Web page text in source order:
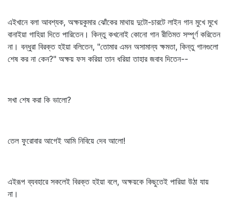
এইখানে বলা আবশ্যক, অক্ষয়কুমার ঝোঁকের মাথায় দুটো-চারটে লাইন গান মুখে মুখে
বানাইয়া গাহিয়া দিতে পারিতেন। কিন্তু কখনোই কোনো গান রীতিমত সম্পূর্ণ করিতেন
না। বন্ধুরা বিরক্ত হইয়া বলিতেন, "তোমার এমন অসামান্য ক্ষমতা, কিন্তু গানগুলো
শেষ কর না কেন?" অক্ষয় ফস করিয়া তান ধরিয়া তাহার জবাব দিতেন--
সখা শেষ করা কি ভালো?
তেল ফুরোবার আগেই আমি নিবিয়ে দেব আলো!
এইরূপ ব্যবহারে সকলেই বিরক্ত হইয়া বলে, অক্ষয়কে কিছুতেই পারিয়া উঠা যায়
না।